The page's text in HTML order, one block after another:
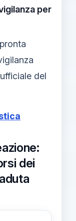
per
del
dei